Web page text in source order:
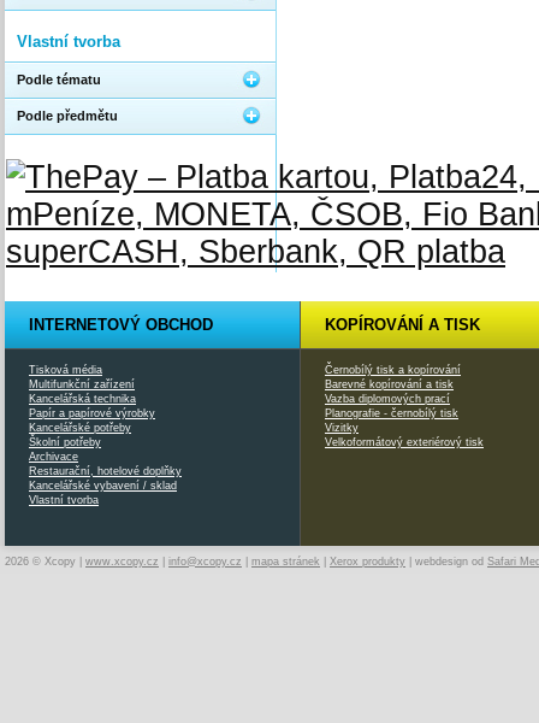
Vlastní tvorba
Podle tématu
Podle předmětu
INTERNETOVÝ OBCHOD
Tisková média
Multifunkční zařízení
Kancelářská technika
Papír a papírové výrobky
Kancelářské potřeby
Školní potřeby
Archivace
Restaurační, hotelové doplňky
Kancelářské vybavení / sklad
Vlastní tvorba
KOPÍROVÁNÍ A TISK
Černobílý tisk a kopírování
Barevné kopírování a tisk
Vazba diplomových prací
Planografie - černobílý tisk
Vizitky
Velkoformátový exteriérový tisk
2026 © Xcopy | www.xcopy.cz info@xcopy.cz mapa stránek Xerox produkty | webdesign od Safari